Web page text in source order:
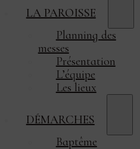
LA PAROISSE
Planning des
messes
Présentation
L’équipe
Les lieux
DÉMARCHES
Baptême